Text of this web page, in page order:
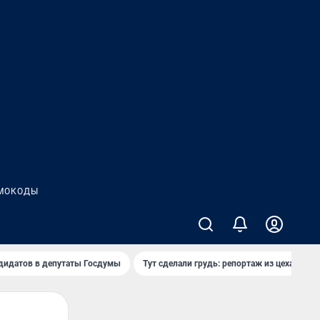
в депутаты Госдумы Тут сделали грудь: репортаж из цеха